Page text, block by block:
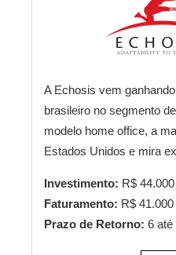
A Echosis vem
brasileiro no segmento
modelo home office, a
Estados Unidos e mira
Investimento: R$ 44.000
Faturamento: R$ 41.000
Prazo de Retorno: 6 até